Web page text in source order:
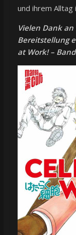
und ihrem Alltag
Vielen Dank an
Bereitstellung
at Work! –